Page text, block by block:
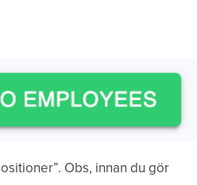
Obs, innan du gör